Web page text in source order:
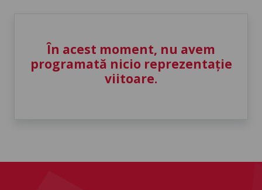
În acest moment, nu avem
programată nicio reprezentație
viitoare.